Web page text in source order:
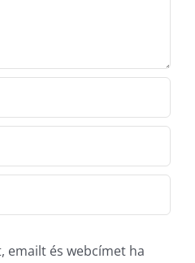
emailt és webcímet ha